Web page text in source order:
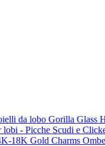
da lobo Gorilla Glass
lobi - Picche Scudi e
18K Gold Charms